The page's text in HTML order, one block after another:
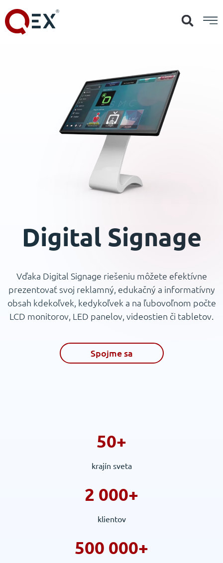
Digital Signage
Vďaka Digital Signage riešeniu môžete efektívne
prezentovať svoj reklamný, edukačný a informatívny
obsah kdekoľvek, kedykoľvek a na ľubovoľnom počte
LCD monitorov, LED panelov, videostien či tabletov.
Spojme sa
50+
krajín sveta
2 000+
klientov
500 000+